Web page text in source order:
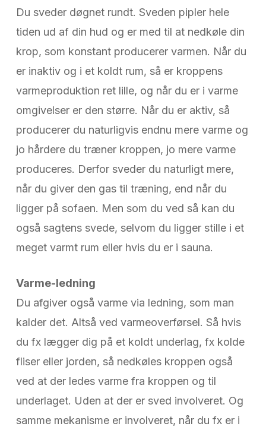
Du sveder døgnet rundt. Sveden pipler hele
tiden ud af din hud og er med til at nedkøle din
krop, som konstant producerer varmen. Når du
er inaktiv og i et koldt rum, så er kroppens
varmeproduktion ret lille, og når du er i varme
omgivelser er den større. Når du er aktiv, så
producerer du naturligvis endnu mere varme og
jo hårdere du træner kroppen, jo mere varme
produceres. Derfor sveder du naturligt mere,
når du giver den gas til træning, end når du
ligger på sofaen. Men som du ved så kan du
også sagtens svede, selvom du ligger stille i et
meget varmt rum eller hvis du er i sauna.
Varme-ledning
Du afgiver også varme via ledning, som man
kalder det. Altså ved varmeoverførsel. Så hvis
du fx lægger dig på et koldt underlag, fx kolde
fliser eller jorden, så nedkøles kroppen også
ved at der ledes varme fra kroppen og til
underlaget. Uden at der er sved involveret. Og
samme mekanisme er involveret, når du fx er i